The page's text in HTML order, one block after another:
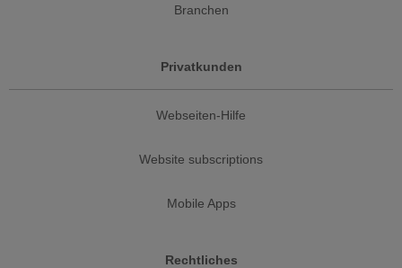
Branchen
Privatkunden
Webseiten-Hilfe
Website subscriptions
Mobile Apps
Rechtliches